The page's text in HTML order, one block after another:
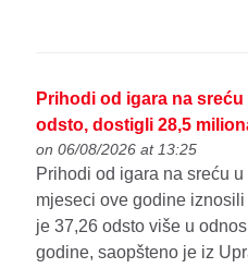
Prihodi od igara na
odsto, dostigli 28,5
on 06/08/2026 at 13:25
Prihodi od igara na sreću
mjeseci ove godine
je 37,26 odsto više u
godine, saopšteno je iz